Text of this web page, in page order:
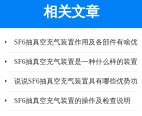
相关文章
SF6抽真空充气装置作用及各部件有啥优
势
SF6抽真空充气装置是一种什么样的装置
说说SF6抽真空充气装置具有哪些优势功
能呢
SF6抽真空充气装置的操作及检查说明